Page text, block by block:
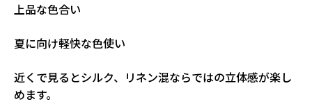
上品な色合い
夏に向け軽快な色使い
近くで見るとシルク、リネン混ならではの立体感が楽し
めます。